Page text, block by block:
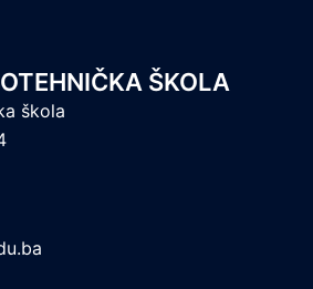
ŠKOLA
škola